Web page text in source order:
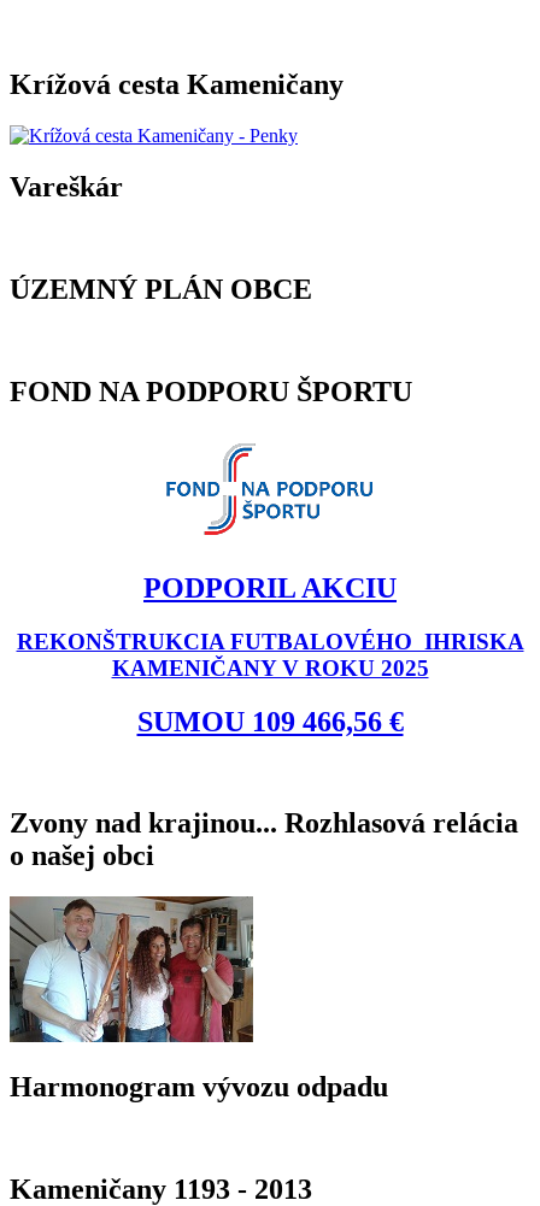
Krížová cesta Kameničany
Vareškár
ÚZEMNÝ PLÁN OBCE
FOND NA PODPORU ŠPORTU
PODPORIL AKCIU
REKONŠTRUKCIA FUTBALOVÉHO IHRISKA
KAMENIČANY V ROKU 2025
SUMOU 109 466,56 €
Zvony nad krajinou... Rozhlasová relácia
o našej obci
Harmonogram vývozu odpadu
Kameničany 1193 - 2013